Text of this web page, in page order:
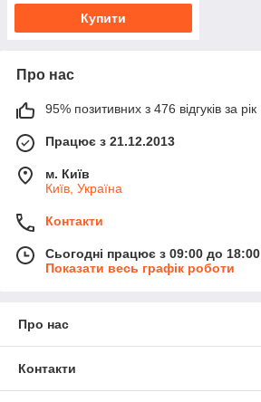
Купити
Про нас
95% позитивних з 476 відгуків за рік
Працює з 21.12.2013
м. Київ
Київ, Україна
Контакти
Сьогодні працює з 09:00 до 18:00
Показати весь графік роботи
Про нас
Контакти